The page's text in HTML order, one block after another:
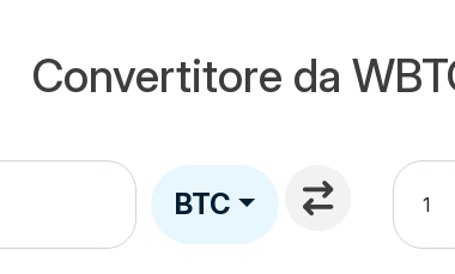
Convertitore da
BTC